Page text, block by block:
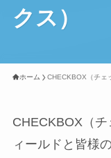
クス）
ホーム CHECKBOX（チェ
CHECKBOX（
ィールドと皆様